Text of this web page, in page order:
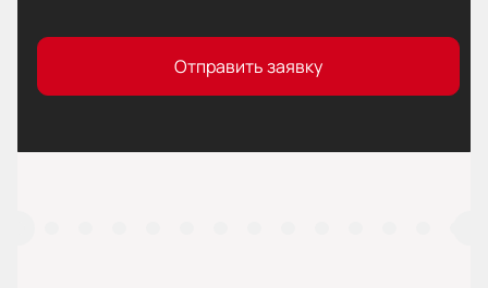
Отправить заявку